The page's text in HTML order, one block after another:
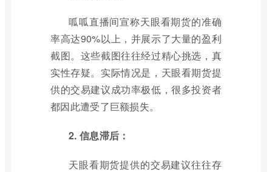
呱呱直播间宣称天眼看期货的准确
率高达90%以上，并展示了大量的盈利
截图。这些截图往往经过精心挑选，真
实性存疑。实际情况是，天眼看期货提
供的交易建议成功率极低，很多投资者
都因此遭受了巨额损失。
2. 信息滞后：
天眼看期货提供的交易建议往往存